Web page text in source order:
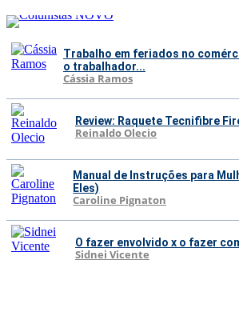
Trabalho em feriados no
o trabalhador...
Cássia Ramos
Review: Raquete Tecnifibre
Reinaldo Olecio
Manual de Instruções para
Eles)
Caroline Pignaton
O fazer envolvido x o fazer
Sidnei Vicente